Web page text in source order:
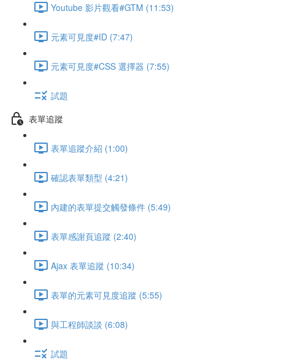
Youtube 影片觀看#GTM (11:53)
元素可見度#ID (7:47)
元素可見度#CSS 選擇器 (7:55)
試題
表單追蹤
表單追蹤介紹 (1:00)
確認表單類型 (4:21)
內建的表單提交觸發條件 (5:49)
表單感謝頁追蹤 (2:40)
Ajax 表單追蹤 (10:34)
表單的元素可見度追蹤 (5:55)
與工程師談談 (6:08)
試題